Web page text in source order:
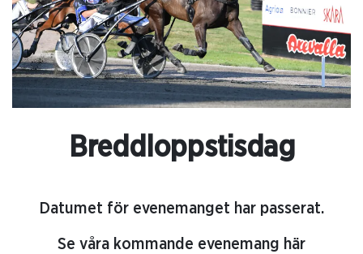
Breddloppstisdag
Datumet för evenemanget har passerat.
Se våra kommande evenemang här